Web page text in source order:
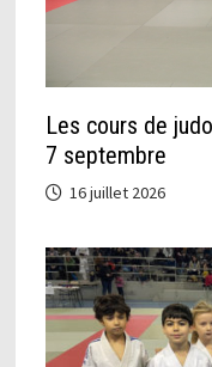
Les cours de
7 septembre
16 juillet 2026